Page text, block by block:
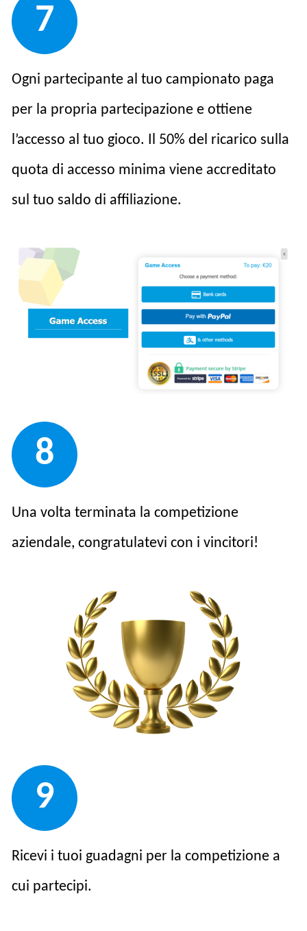
7
Ogni partecipante al tuo campionato paga
per la propria partecipazione e ottiene
l’accesso al tuo gioco. Il 50% del ricarico sulla
quota di accesso minima viene accreditato
sul tuo saldo di affiliazione.
8
Una volta terminata la competizione
aziendale, congratulatevi con i vincitori!
9
Ricevi i tuoi guadagni per la competizione a
cui partecipi.